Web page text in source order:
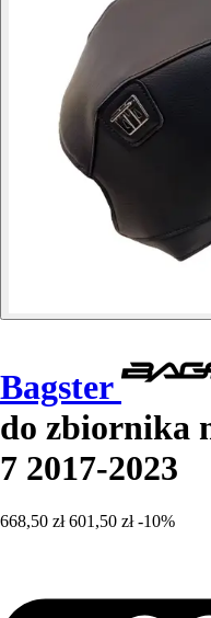
Bagster
do zbiornika
7 2017-2023
668,50 zł 601,50 zł -10%